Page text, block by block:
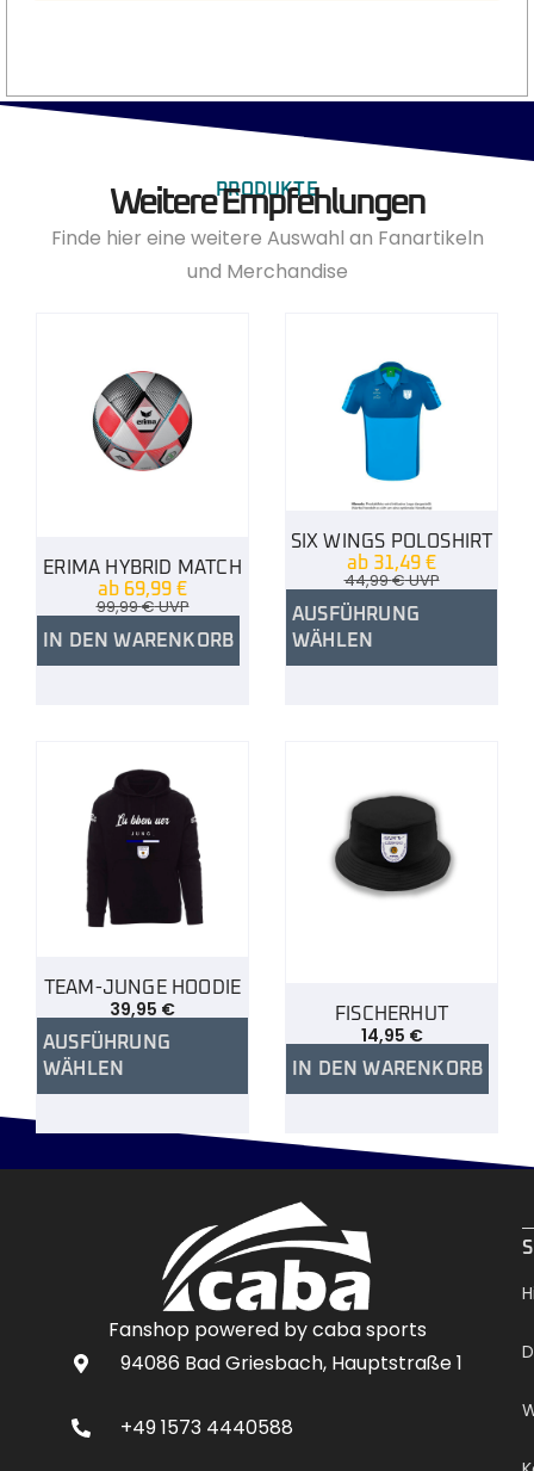
PRODUKTE
Weitere Empfehlungen
Finde hier eine weitere Auswahl an Fanartikeln
und Merchandise
ERIMA HYBRID MATCH
ab 69,99 €
99,99€UVP
IN DEN WARENKORB
SIX WINGS POLOSHIRT
ab 31,49 €
44,99€UVP
AUSFÜHRUNG
WÄHLEN
TEAM-JUNGE HOODIE
39,95 €
AUSFÜHRUNG
WÄHLEN
FISCHERHUT
14,95 €
IN DEN WARENKORB
Fanshop powered by caba sports
94086 Bad Griesbach, Hauptstraße 1
+49 1573 4440588